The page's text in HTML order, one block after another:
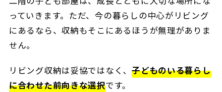
っていきます。ただ、今の暮らしの中心がリビング
にあるなら、収納もそこにあるほうが無理がありま
せん。
リビング収納は妥協ではなく、子どものいる暮らし
に合わせた前向きな選択です。